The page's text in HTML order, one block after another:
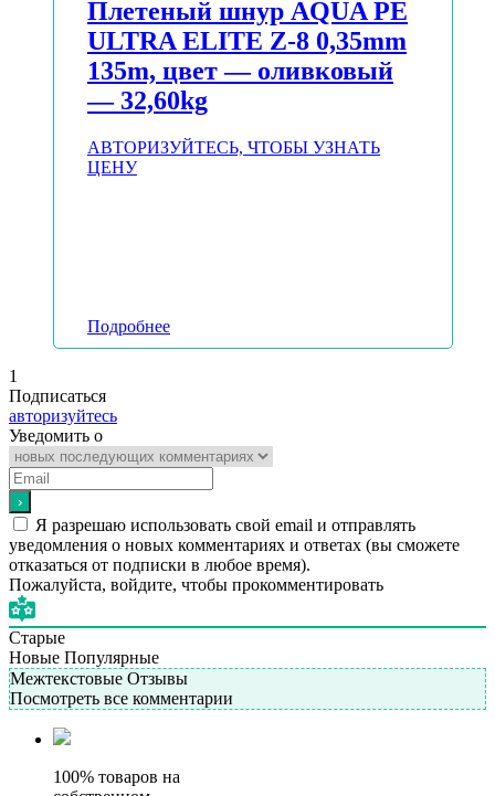
Плетеный шнур AQUA PE
ULTRA ELITE Z-8 0,35mm
135m, цвет — оливковый
— 32,60kg
АВТОРИЗУЙТЕСЬ, ЧТОБЫ УЗНАТЬ
ЦЕНУ
Подробнее
1
Подписаться
авторизуйтесь
Уведомить о
Я разрешаю использовать свой email и отправлять
уведомления о новых комментариях и ответах (вы cможете
отказаться от подписки в любое время).
Пожалуйста, войдите, чтобы прокомментировать
Старые
Новые Популярные
Межтекстовые Отзывы
Посмотреть все комментарии
100% товаров на